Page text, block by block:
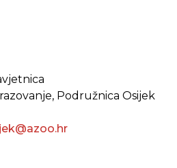
Podružnica Osijek